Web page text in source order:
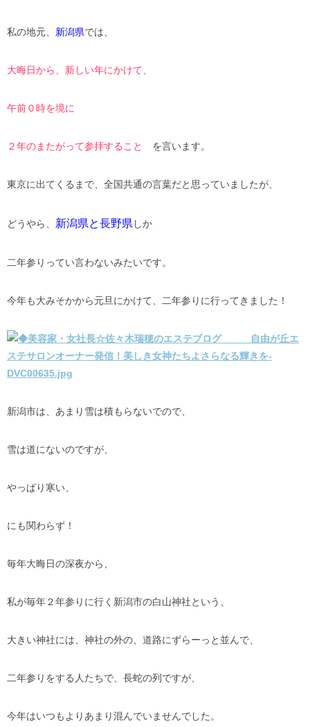
私の地元、 新潟県では、
大晦日から、新しい年にかけて、
午前０時を境に
２年のまたがって参拝すること を言います。
東京に出てくるまで、全国共通の言葉だと思っていましたが、
どうやら、 新潟県と長野県 しか
二年参りってい言わないみたいです。
今年も大みそかから元旦にかけて、二年参りに行ってきました！
新潟市は、あまり雪は積もらないでので、
雪は道にないのですが、
やっぱり寒い、
にも関わらず！
毎年大晦日の深夜から、
私が毎年２年参りに行く新潟市の白山神社という、
大きい神社には、神社の外の、道路にずらーっと並んで、
二年参りをする人たちで、長蛇の列ですが、
今年はいつもよりあまり混んでいませんでした。